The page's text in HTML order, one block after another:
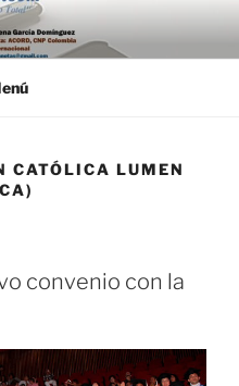
CATÓLICA LUMEN
convenio con la